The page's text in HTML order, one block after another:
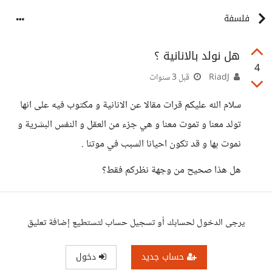
فلسفة
4
هل نولد بالانانية ؟
قبل 3 سنوات
سلام الله عليكم قرات مقالا عن الانانية و مكتوب فيه على انها
تولد معنا و تموت معنا و هي جزء من العقل و النفس البشرية و
نموت بها و قد تكون احيانا السبب في موتنا .
هل هذا صحيح من وجهة نظركم فقط؟
يرجى الدخول لحسابك أو تسجيل حساب لتستطيع إضافة تعليق
حساب جديد دخول